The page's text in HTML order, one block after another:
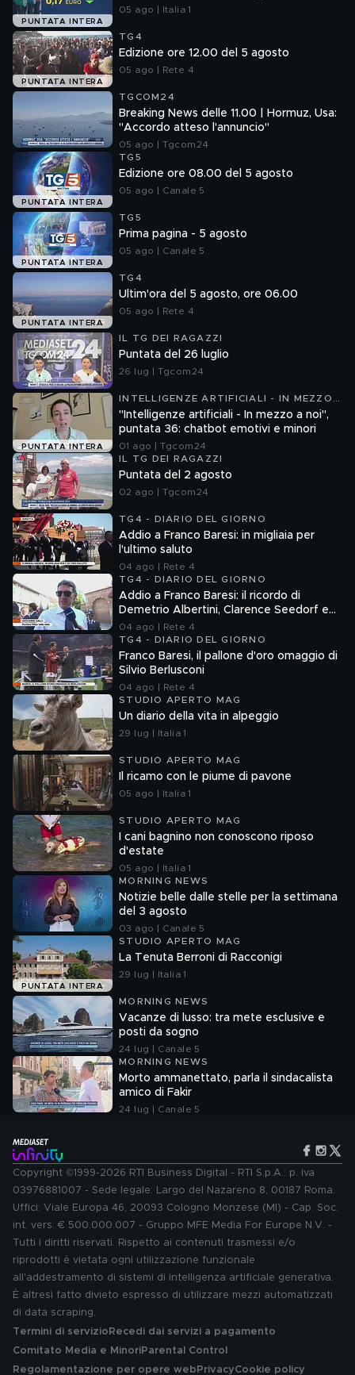
PUNTATA INTERA
05 ago | Italia 1
PUNTATA INTERA
TG4
Edizione ore 12.00 del 5 agosto
05 ago | Rete 4
TGCOM24
Breaking News delle 11.00 | Hormuz, Usa:
"Accordo atteso l'annuncio"
05 ago | Tgcom24
PUNTATA INTERA
TG5
Edizione ore 08.00 del 5 agosto
05 ago | Canale 5
PUNTATA INTERA
TG5
Prima pagina - 5 agosto
05 ago | Canale 5
PUNTATA INTERA
TG4
Ultim'ora del 5 agosto, ore 06.00
05 ago | Rete 4
IL TG DEI RAGAZZI
Puntata del 26 luglio
26 lug | Tgcom24
PUNTATA INTERA
INTELLIGENZE ARTIFICIALI - IN MEZZO
A NOI
"Intelligenze artificiali - In mezzo a noi",
puntata 36: chatbot emotivi e minori
01 ago | Tgcom24
IL TG DEI RAGAZZI
Puntata del 2 agosto
02 ago | Tgcom24
TG4 - DIARIO DEL GIORNO
Addio a Franco Baresi: in migliaia per
l'ultimo saluto
04 ago | Rete 4
TG4 - DIARIO DEL GIORNO
Addio a Franco Baresi: il ricordo di
Demetrio Albertini, Clarence Seedorf e
Giovanni Galli
04 ago | Rete 4
TG4 - DIARIO DEL GIORNO
Franco Baresi, il pallone d'oro omaggio di
Silvio Berlusconi
04 ago | Rete 4
STUDIO APERTO MAG
Un diario della vita in alpeggio
29 lug | Italia 1
STUDIO APERTO MAG
Il ricamo con le piume di pavone
05 ago | Italia 1
STUDIO APERTO MAG
I cani bagnino non conoscono riposo
d'estate
05 ago | Italia 1
MORNING NEWS
Notizie belle dalle stelle per la settimana
del 3 agosto
03 ago | Canale 5
PUNTATA INTERA
STUDIO APERTO MAG
La Tenuta Berroni di Racconigi
29 lug | Italia 1
MORNING NEWS
Vacanze di lusso: tra mete esclusive e
posti da sogno
24 lug | Canale 5
MORNING NEWS
Morto ammanettato, parla il sindacalista
amico di Fakir
24 lug | Canale 5
Copyright ©1999-2026 RTI Business Digital - RTI S.p.A.: p. iva
03976881007 - Sede legale: Largo del Nazareno 8, 00187 Roma.
Uffici: Viale Europa 46, 20093 Cologno Monzese (MI) - Cap. Soc.
int. vers. € 500.000.007 - Gruppo MFE Media For Europe N.V. -
Tutti i diritti riservati. Rispetto ai contenuti trasmessi e/o
riprodotti è vietata ogni utilizzazione funzionale
all'addestramento di sistemi di intelligenza artificiale generativa.
È altresì fatto divieto espresso di utilizzare mezzi automatizzati
di data scraping.
Termini di servizio Recedi dai servizi a pagamento
Comitato Media e MinoriParental Control
Regolamentazione per opere web PrivacyCookie policy